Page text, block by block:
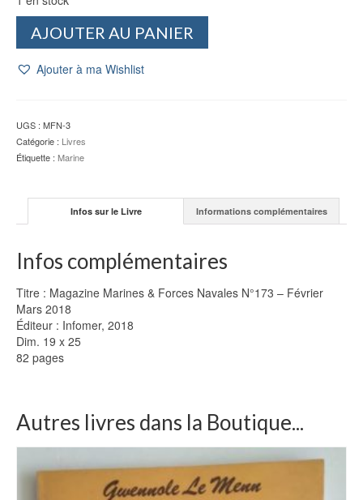
Marines
Navales
N°173
-
AJOUTER AU PANIER
Ajouter à ma Wishlist
UGS : MFN-3
Catégorie : Livres
Étiquette : Marine
Infos sur le Livre Informations complémentaires
Infos complémentaires
Titre : Magazine Marines & Forces Navales N°173 – Février
Mars 2018
Éditeur : Infomer, 2018
Dim. 19 x 25
82 pages
Autres livres dans la Boutique...